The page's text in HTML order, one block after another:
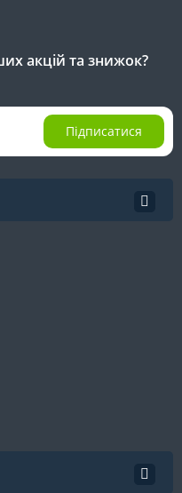
акцій та знижок?
Підписатися